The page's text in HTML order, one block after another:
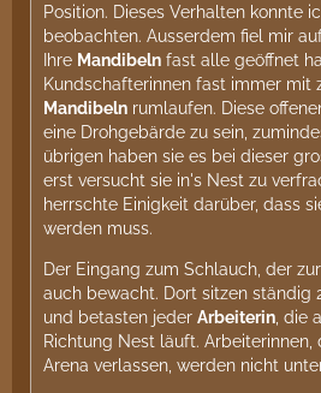
Position. Dieses Verhalten konnte
beobachten. Ausserdem fiel mir
Ihre Mandibeln fast alle geöffnet
Kundschafterinnen fast immer mit
Mandibeln rumlaufen. Diese
eine Drohgebärde zu sein,
übrigen haben sie es bei dieser
erst versucht sie in's Nest zu
herrschte Einigkeit darüber, dass
werden muss.
Der Eingang zum Schlauch, der zur
auch bewacht. Dort sitzen ständig
und betasten jeder Arbeiterin , die
Richtung Nest läuft. Arbeiterinnen,
Arena verlassen, werden nicht